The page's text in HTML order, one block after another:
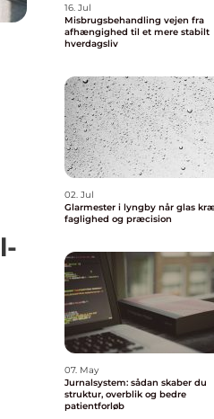
16. Jul
Misbrugsbehandling vejen fra
afhængighed til et mere stabilt
hverdagsliv
02. Jul
Glarmester i lyngby når glas kræver
faglighed og præcision
07. May
Jurnalsystem: sådan skaber du
struktur, overblik og bedre
patientforløb